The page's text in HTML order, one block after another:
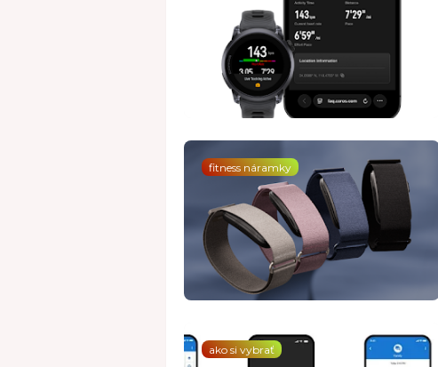
fitness náramky
ako si vybrať